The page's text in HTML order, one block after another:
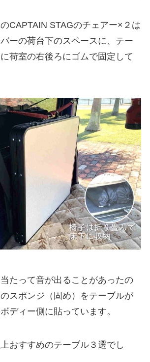
CAPTAIN STAGのチェアー×２は
ーの荷台下のスペースに、テー
荷室の右後ろにゴムで固定して
たって音が出ることがあったの
スポンジ（固め）をテーブルが
ディー側に貼っています。
おすすめのテーブル３選でし